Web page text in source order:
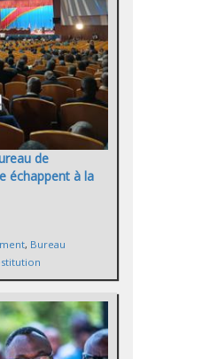
de
échappent à la
, Bureau